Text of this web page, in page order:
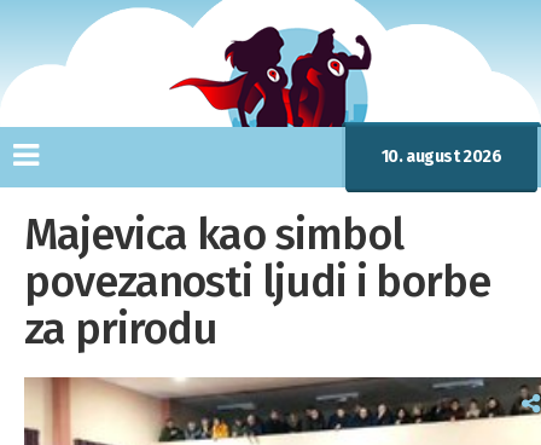
10. august 2026
Majevica kao simbol
povezanosti ljudi i borbe
za prirodu